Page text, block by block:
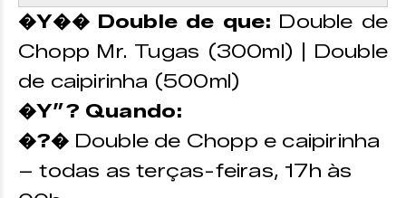
�Y�� Double de que: Double de
Chopp Mr. Tugas (300ml) | Double
de caipirinha (500ml)
�Y”? Quando:
�?� Double de Chopp e caipirinha
– todas as terças-feiras, 17h às